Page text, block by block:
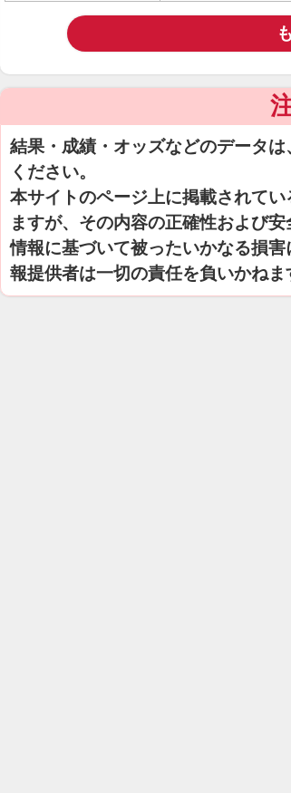
結果・成績・オッズなどのデータ
ください。
本サイトのページ上に掲載されて
ますが、その内容の正確性および
情報に基づいて被ったいかなる損
報提供者は一切の責任を負いかねま